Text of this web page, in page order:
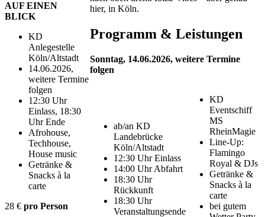
hier, in Köln.
Programm & Leistungen
Sonntag, 14.06.2026, weitere Termine
folgen
ab/an KD
Landebrücke
Köln/Altstadt
12:30 Uhr Einlass
14:00 Uhr Abfahrt
18:30 Uhr
Rückkunft
18:30 Uhr
Veranstaltungsende
KD
Eventschiff
MS
RheinMagie
Line-Up:
Flamingo
Royal & DJs
Getränke &
Snacks à la
carte
bei gutem
AUF EINEN
BLICK
KD
Anlegestelle
Köln/Altstadt
14.06.2026,
weitere Termine
folgen
12:30 Uhr
Einlass, 18:30
Uhr Ende
Afrohouse,
Techhouse,
House music
Getränke &
Snacks à la
carte
28 € pro Person